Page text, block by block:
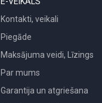
Kontakti, veikali
Piegāde
Maksājuma veidi, Līzings
Par mums
Garantija un atgriešana